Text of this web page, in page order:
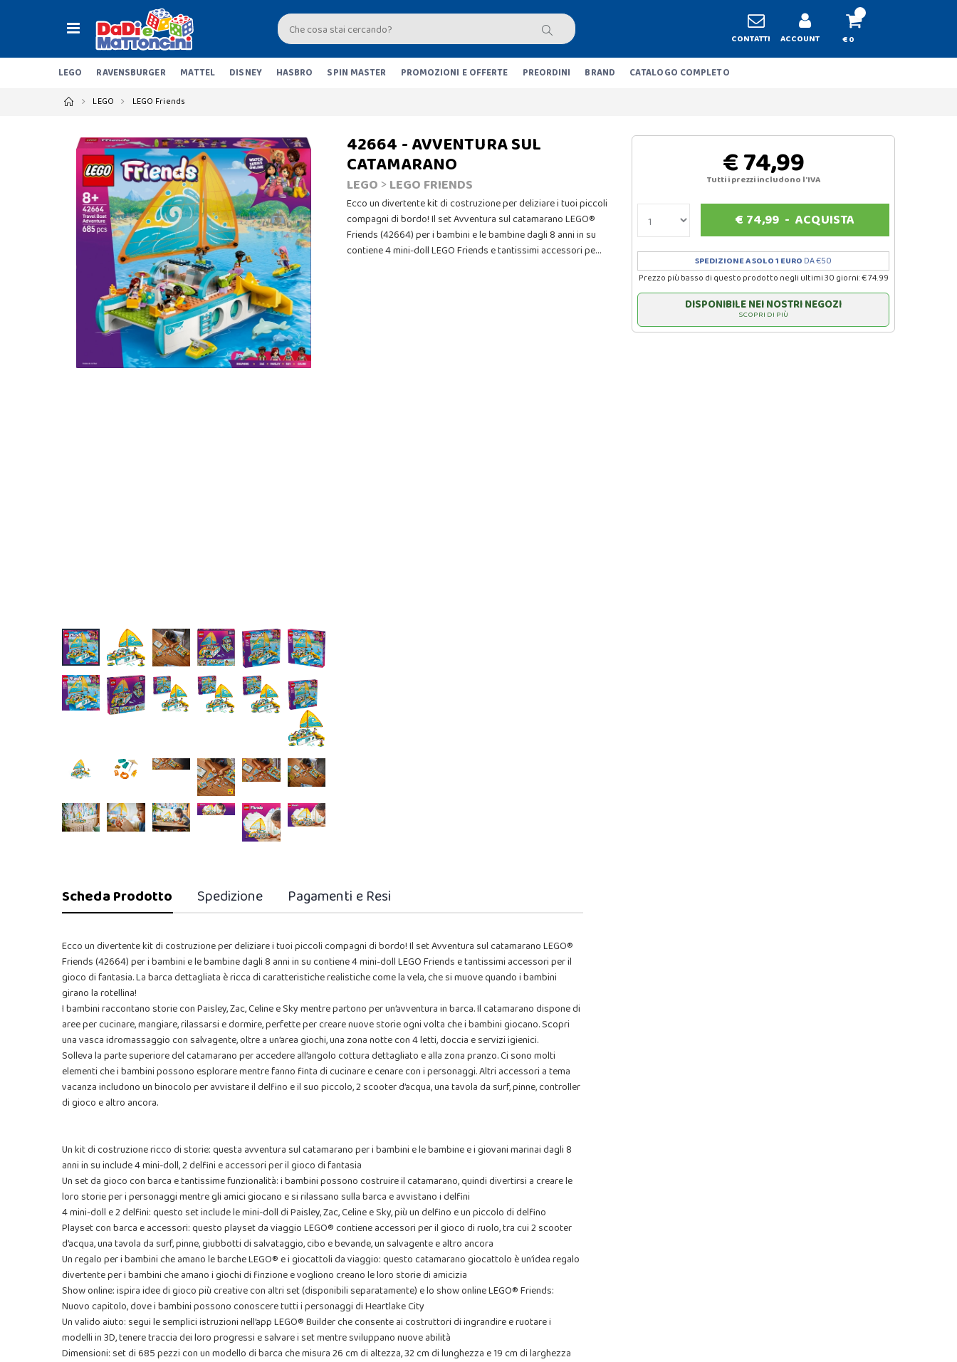
CONTATTI ACCOUNT € 0
LEGO RAVENSBURGER MATTEL DISNEY HASBRO SPIN MASTER PROMOZIONI E OFFERTE PREORDINI BRAND CATALOGO COMPLETO
LEGO LEGO Friends
42664 - AVVENTURA SUL
CATAMARANO
LEGO> LEGO FRIENDS
Ecco un divertente kit di costruzione per deliziare i tuoi piccoli
compagni di bordo! Il set Avventura sul catamarano LEGO®
Friends (42664) per i bambini e le bambine dagli 8 anni in su
contiene 4 mini-doll LEGO Friends e tantissimi accessori pe…
€ 74,99
Tutti i prezzi includono l'IVA
€ 74,99 -ACQUISTA
SPEDIZIONE A SOLO 1 EURO DA €50
Prezzo più basso di questo prodotto negli ultimi 30 giorni: € 74.99
DISPONIBILE NEI NOSTRI NEGOZI
SCOPRI DI PIÙ
Scheda Prodotto Spedizione Pagamenti e Resi
Ecco un divertente kit di costruzione per deliziare i tuoi piccoli compagni di bordo! Il set Avventura sul catamarano LEGO®
Friends (42664) per i bambini e le bambine dagli 8 anni in su contiene 4 mini-doll LEGO Friends e tantissimi accessori per il
gioco di fantasia. La barca dettagliata è ricca di caratteristiche realistiche come la vela, che si muove quando i bambini
girano la rotellina!
I bambini raccontano storie con Paisley, Zac, Celine e Sky mentre partono per un’avventura in barca. Il catamarano dispone di
aree per cucinare, mangiare, rilassarsi e dormire, perfette per creare nuove storie ogni volta che i bambini giocano. Scopri
una vasca idromassaggio con salvagente, oltre a un’area giochi, una zona notte con 4 letti, doccia e servizi igienici.
Solleva la parte superiore del catamarano per accedere all’angolo cottura dettagliato e alla zona pranzo. Ci sono molti
elementi che i bambini possono esplorare mentre fanno finta di cucinare e cenare con i personaggi. Altri accessori a tema
vacanza includono un binocolo per avvistare il delfino e il suo piccolo, 2 scooter d’acqua, una tavola da surf, pinne, controller
di gioco e altro ancora.
Un kit di costruzione ricco di storie: questa avventura sul catamarano per i bambini e le bambine e i giovani marinai dagli 8
anni in su include 4 mini-doll, 2 delfini e accessori per il gioco di fantasia
Un set da gioco con barca e tantissime funzionalità: i bambini possono costruire il catamarano, quindi divertirsi a creare le
loro storie per i personaggi mentre gli amici giocano e si rilassano sulla barca e avvistano i delfini
4 mini-doll e 2 delfini: questo set include le mini-doll di Paisley, Zac, Celine e Sky, più un delfino e un piccolo di delfino
Playset con barca e accessori: questo playset da viaggio LEGO® contiene accessori per il gioco di ruolo, tra cui 2 scooter
d’acqua, una tavola da surf, pinne, giubbotti di salvataggio, cibo e bevande, un salvagente e altro ancora
Un regalo per i bambini che amano le barche LEGO® e i giocattoli da viaggio: questo catamarano giocattolo è un’idea regalo
divertente per i bambini che amano i giochi di finzione e vogliono creano le loro storie di amicizia
Show online: ispira idee di gioco più creative con altri set (disponibili separatamente) e lo show online LEGO® Friends:
Nuovo capitolo, dove i bambini possono conoscere tutti i personaggi di Heartlake City
Un valido aiuto: segui le semplici istruzioni nell’app LEGO® Builder che consente ai costruttori di ingrandire e ruotare i
modelli in 3D, tenere traccia dei loro progressi e salvare i set mentre sviluppano nuove abilità
Dimensioni: set di 685 pezzi con un modello di barca che misura 26 cm di altezza, 32 cm di lunghezza e 19 cm di larghezza